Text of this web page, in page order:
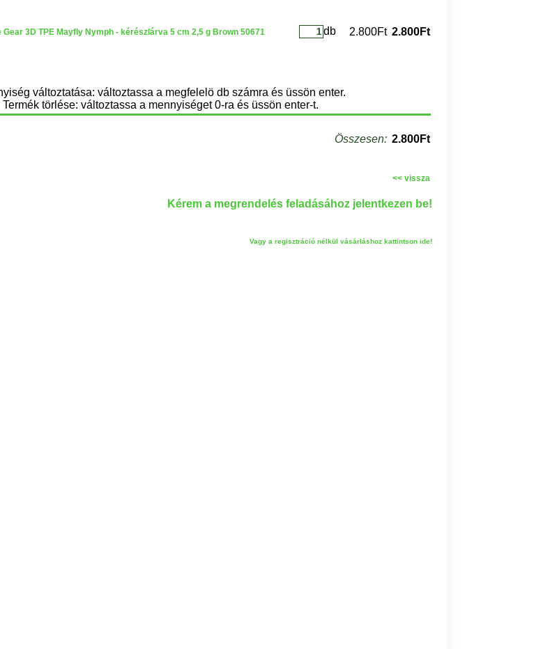
Gear 3D TPE Mayfly Nymph - kérészlárva 5 cm 2,5 g Brown 50671 db 2.800Ft 2.800Ft
változtatása: változtassa a megfelelö db számra és üssön enter.
Termék törlése: változtassa a mennyiséget 0-ra és üssön enter-t.
Összesen: 2.800Ft
<< vissza
Kérem a megrendelés feladásához jelentkezen be!
Vagy a regisztráció nélkül vásárláshoz kattintson ide!